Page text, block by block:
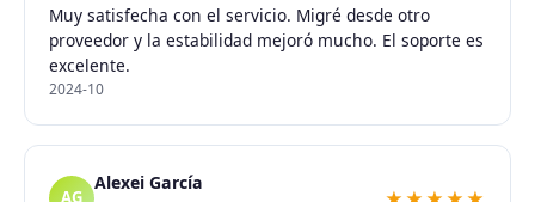
Muy satisfecha con el servicio. Migré desde otro
proveedor y la estabilidad mejoró mucho. El soporte es
excelente.
2024-10
AG
Alexei García